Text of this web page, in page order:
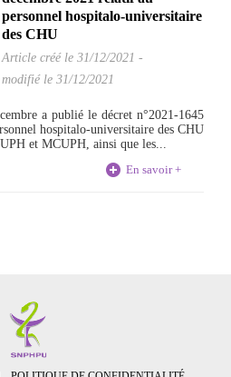
personnel hospitalo-universitaire
des CHU
Article créé le 31/12/2021 -
modifié le 31/12/2021
a publié le décret n°2021-1645
hospitalo-universitaire des CHU
et MCUPH, ainsi que les...
En savoir +